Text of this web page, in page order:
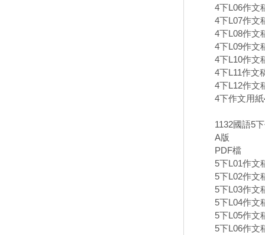
4下L06作文
4下L07作文
4下L08作文
4下L09作文
4下L10作文
4下L11作文
4下L12作文
4下作文用
1132國語5
A版
PDF檔
5下L01作文
5下L02作文
5下L03作文
5下L04作文
5下L05作文
5下L06作文